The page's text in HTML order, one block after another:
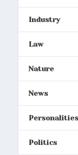
Industry
Law
Nature
News
Personalities
Politics